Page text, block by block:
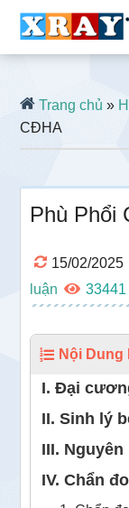
Trang chủ »
CĐHA
Phù Phổi
15/02/2025
luận
33441
Nội Dung
I. Đại
II. Sinh lý
III. Nguyên
IV. Chẩn